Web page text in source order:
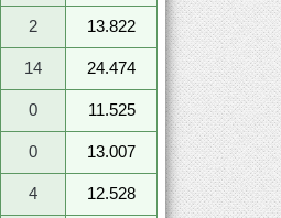
2
13.822
14
24.474
0
11.525
0
13.007
4
12.528